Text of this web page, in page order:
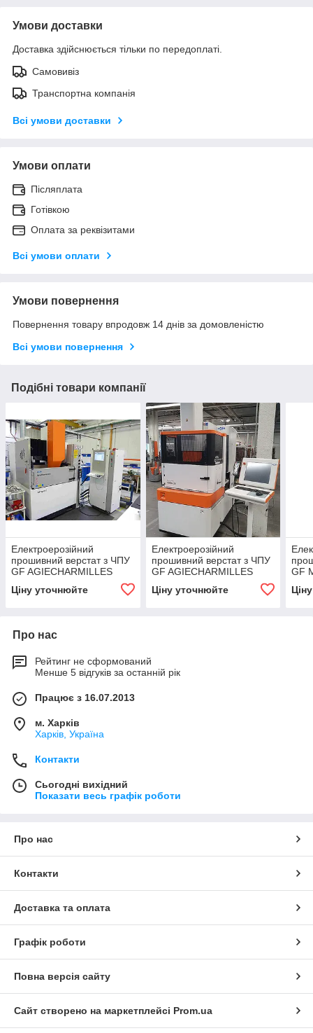
Умови доставки
Доставка здійснюється тільки по передоплаті.
Самовивіз
Транспортна компанія
Всі умови доставки
Умови оплати
Післяплата
Готівкою
Оплата за реквізитами
Всі умови оплати
Умови повернення
Повернення товару впродовж 14 днів за домовленістю
Всі умови повернення
Подібні товари компанії
Електроерозійний
прошивний верстат з ЧПУ
GF AGIECHARMILLES
Ціну уточнюйте
Електроерозійний
прошивний верстат з ЧПУ
GF AGIECHARMILLES
Ціну уточнюйте
GF
Про нас
Рейтинг не сформований
Менше 5 відгуків за останній рік
Працює з 16.07.2013
м. Харків
Харків, Україна
Контакти
Сьогодні вихідний
Показати весь графік роботи
Про нас
Контакти
Доставка та оплата
Графік роботи
Повна версія сайту
Сайт створено на маркетплейсі Prom.ua